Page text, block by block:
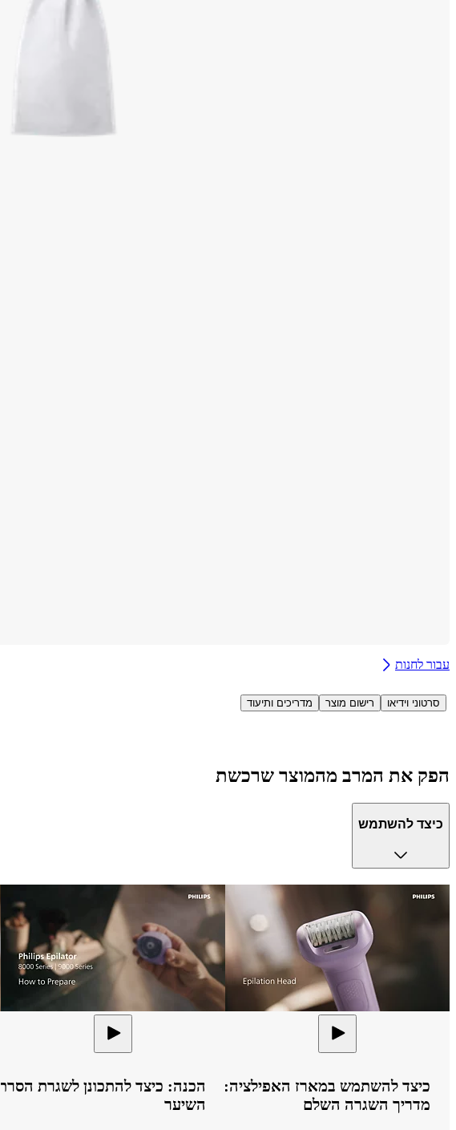
עבור לחנות
סרטוני וידיאו רישום מוצר מדריכים ותיעוד
הפק את המרב מהמוצר שרכשת
כיצד להשתמש
כיצד להשתמש במארז האפילציה:
מדריך השגרה השלם
הכנה: כיצד להתכונן לשגרת הסרת
השיער